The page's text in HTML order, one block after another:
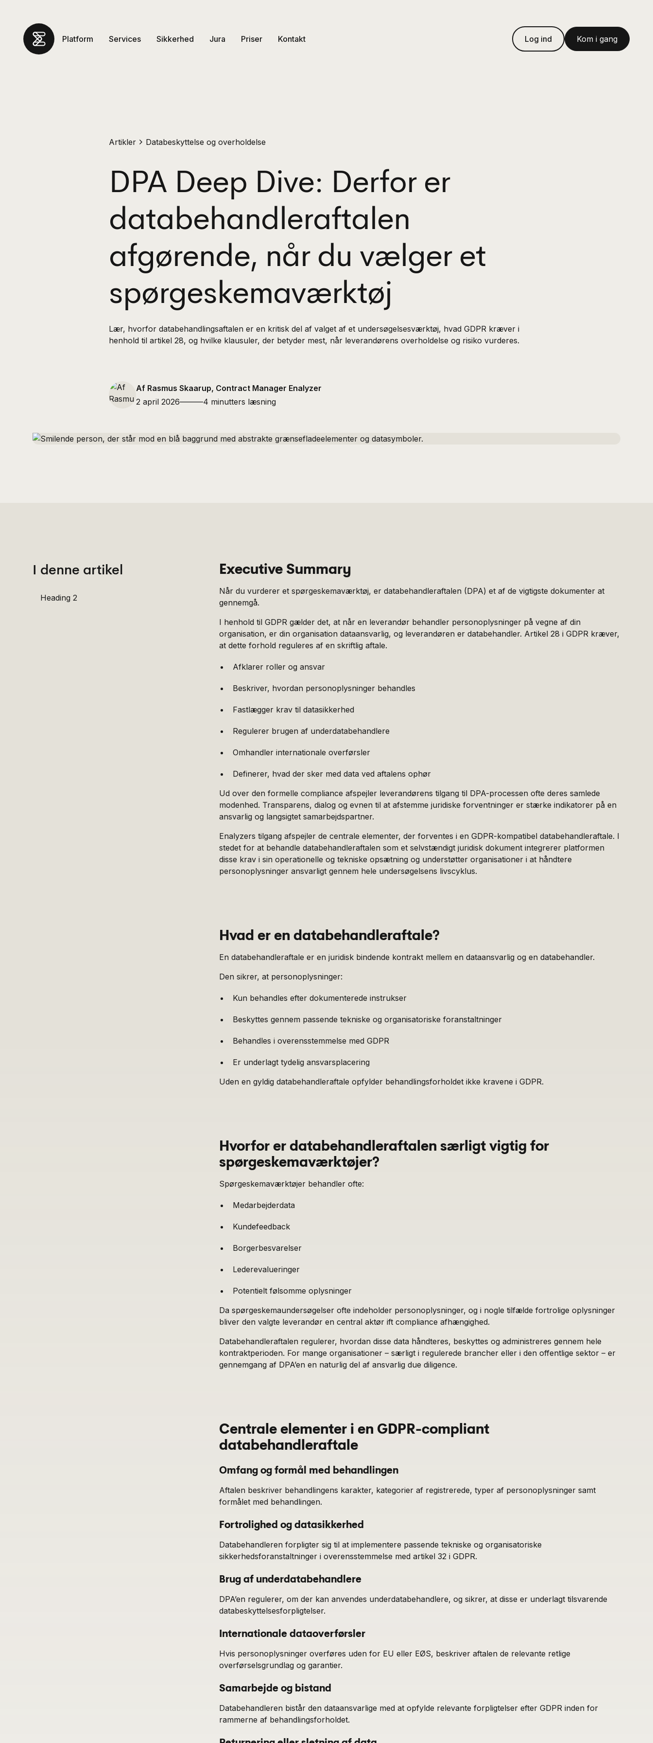
Platform Services Sikkerhed Jura Priser Kontakt Log ind Kom i gang
Artikler Databeskyttelse og overholdelse
DPA Deep Dive: Derfor er
databehandleraftalen
afgørende, når du vælger et
spørgeskemaværktøj
Lær, hvorfor databehandlingsaftalen er en kritisk del af valget af et undersøgelsesværktøj, hvad GDPR kræver i
henhold til artikel 28, og hvilke klausuler, der betyder mest, når leverandørens overholdelse og risiko vurderes.
Af Rasmus Skaarup, Contract Manager Enalyzer
2 april 2026———4 minutters læsning
I denne artikel
Heading 2
Executive Summary
Når du vurderer et spørgeskemaværktøj, er databehandleraftalen (DPA) et af de vigtigste dokumenter at
gennemgå.
I henhold til GDPR gælder det, at når en leverandør behandler personoplysninger på vegne af din
organisation, er din organisation dataansvarlig, og leverandøren er databehandler. Artikel 28 i GDPR kræver,
at dette forhold reguleres af en skriftlig aftale.
Afklarer roller og ansvar
Beskriver, hvordan personoplysninger behandles
Fastlægger krav til datasikkerhed
Regulerer brugen af underdatabehandlere
Omhandler internationale overførsler
Definerer, hvad der sker med data ved aftalens ophør
Ud over den formelle compliance afspejler leverandørens tilgang til DPA-processen ofte deres samlede
modenhed. Transparens, dialog og evnen til at afstemme juridiske forventninger er stærke indikatorer på en
ansvarlig og langsigtet samarbejdspartner.
Enalyzers tilgang afspejler de centrale elementer, der forventes i en GDPR-kompatibel databehandleraftale. I
stedet for at behandle databehandleraftalen som et selvstændigt juridisk dokument integrerer platformen
disse krav i sin operationelle og tekniske opsætning og understøtter organisationer i at håndtere
personoplysninger ansvarligt gennem hele undersøgelsens livscyklus.
Hvad er en databehandleraftale?
En databehandleraftale er en juridisk bindende kontrakt mellem en dataansvarlig og en databehandler.
Den sikrer, at personoplysninger:
Kun behandles efter dokumenterede instrukser
Beskyttes gennem passende tekniske og organisatoriske foranstaltninger
Behandles i overensstemmelse med GDPR
Er underlagt tydelig ansvarsplacering
Uden en gyldig databehandleraftale opfylder behandlingsforholdet ikke kravene i GDPR.
Hvorfor er databehandleraftalen særligt vigtig for
spørgeskemaværktøjer?
Spørgeskemaværktøjer behandler ofte:
Medarbejderdata
Kundefeedback
Borgerbesvarelser
Lederevalueringer
Potentielt følsomme oplysninger
Da spørgeskemaundersøgelser ofte indeholder personoplysninger, og i nogle tilfælde fortrolige oplysninger
bliver den valgte leverandør en central aktør ift compliance afhængighed.
Databehandleraftalen regulerer, hvordan disse data håndteres, beskyttes og administreres gennem hele
kontraktperioden. For mange organisationer – særligt i regulerede brancher eller i den offentlige sektor – er
gennemgang af DPA’en en naturlig del af ansvarlig due diligence.
Centrale elementer i en GDPR-compliant
databehandleraftale
Omfang og formål med behandlingen
Aftalen beskriver behandlingens karakter, kategorier af registrerede, typer af personoplysninger samt
formålet med behandlingen.
Fortrolighed og datasikkerhed
Databehandleren forpligter sig til at implementere passende tekniske og organisatoriske
sikkerhedsforanstaltninger i overensstemmelse med artikel 32 i GDPR.
Brug af underdatabehandlere
DPA’en regulerer, om der kan anvendes underdatabehandlere, og sikrer, at disse er underlagt tilsvarende
databeskyttelsesforpligtelser.
Internationale dataoverførsler
Hvis personoplysninger overføres uden for EU eller EØS, beskriver aftalen de relevante retlige
overførselsgrundlag og garantier.
Samarbejde og bistand
Databehandleren bistår den dataansvarlige med at opfylde relevante forpligtelser efter GDPR inden for
rammerne af behandlingsforholdet.